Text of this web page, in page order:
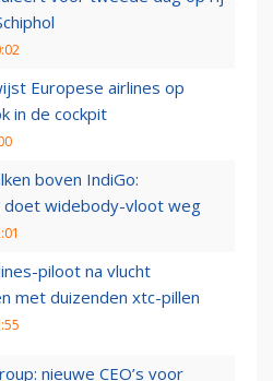
Europese airlines op
in de cockpit
boven IndiGo:
widebody-vloot weg
piloot na vlucht
met duizenden xtc-pillen
nieuwe CEO’s voor